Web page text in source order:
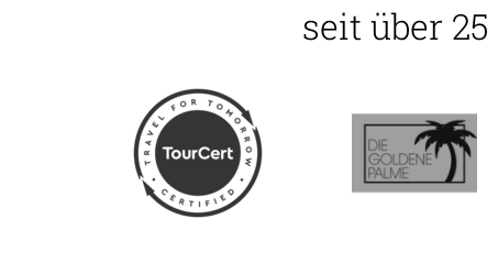
seit über